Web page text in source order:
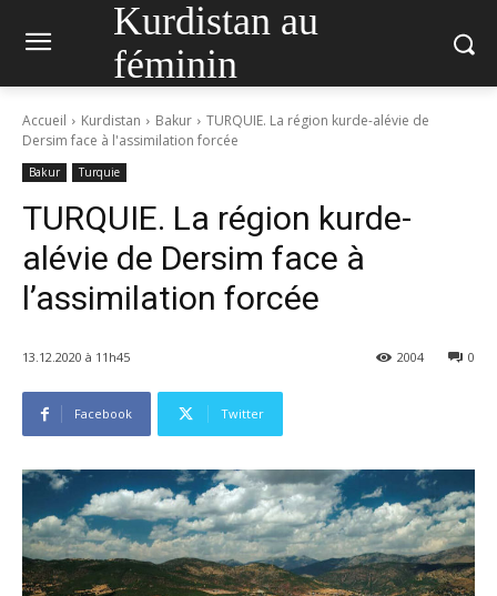
Kurdistan au
féminin
Accueil Kurdistan Bakur
TURQUIE. La région kurde-alévie de
Dersim face à l'assimilation forcée
Bakur Turquie
TURQUIE. La région kurde-
alévie de Dersim face à
l’assimilation forcée
13.12.2020 à 11h45 0
2004
Facebook Twitter